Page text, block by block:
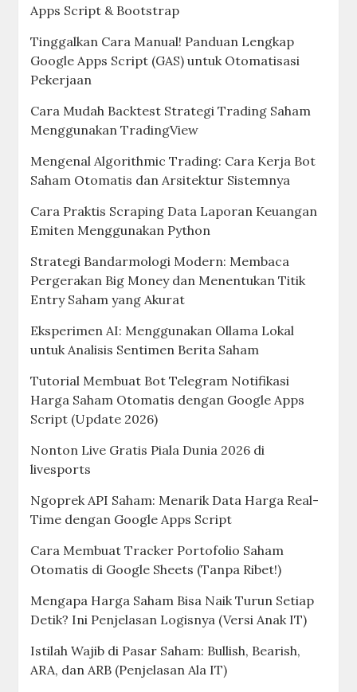
Apps Script & Bootstrap
Tinggalkan Cara Manual! Panduan Lengkap
Google Apps Script (GAS) untuk Otomatisasi
Pekerjaan
Cara Mudah Backtest Strategi Trading Saham
Menggunakan TradingView
Mengenal Algorithmic Trading: Cara Kerja Bot
Saham Otomatis dan Arsitektur Sistemnya
Cara Praktis Scraping Data Laporan Keuangan
Emiten Menggunakan Python
Strategi Bandarmologi Modern: Membaca
Pergerakan Big Money dan Menentukan Titik
Entry Saham yang Akurat
Eksperimen AI: Menggunakan Ollama Lokal
untuk Analisis Sentimen Berita Saham
Tutorial Membuat Bot Telegram Notifikasi
Harga Saham Otomatis dengan Google Apps
Script (Update 2026)
Nonton Live Gratis Piala Dunia 2026 di
livesports
Ngoprek API Saham: Menarik Data Harga Real-
Time dengan Google Apps Script
Cara Membuat Tracker Portofolio Saham
Otomatis di Google Sheets (Tanpa Ribet!)
Mengapa Harga Saham Bisa Naik Turun Setiap
Detik? Ini Penjelasan Logisnya (Versi Anak IT)
Istilah Wajib di Pasar Saham: Bullish, Bearish,
ARA, dan ARB (Penjelasan Ala IT)